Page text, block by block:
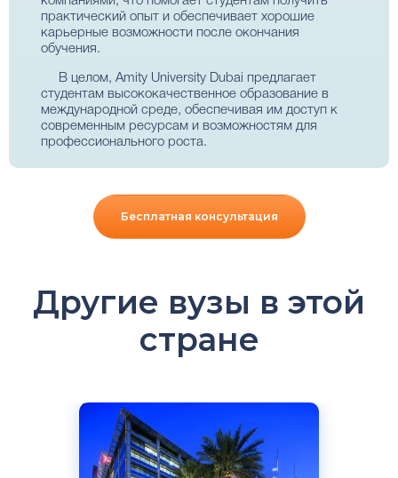
практический опыт и обеспечивает хорошие
карьерные возможности после окончания
обучения.
В целом, Amity University Dubai предлагает
студентам высококачественное образование в
международной среде, обеспечивая им доступ к
современным ресурсам и возможностям для
профессионального роста.
Бесплатная консультация
Другие вузы в этой
стране
Английский
Немецкий
Дубай, ОАЭ
Частный